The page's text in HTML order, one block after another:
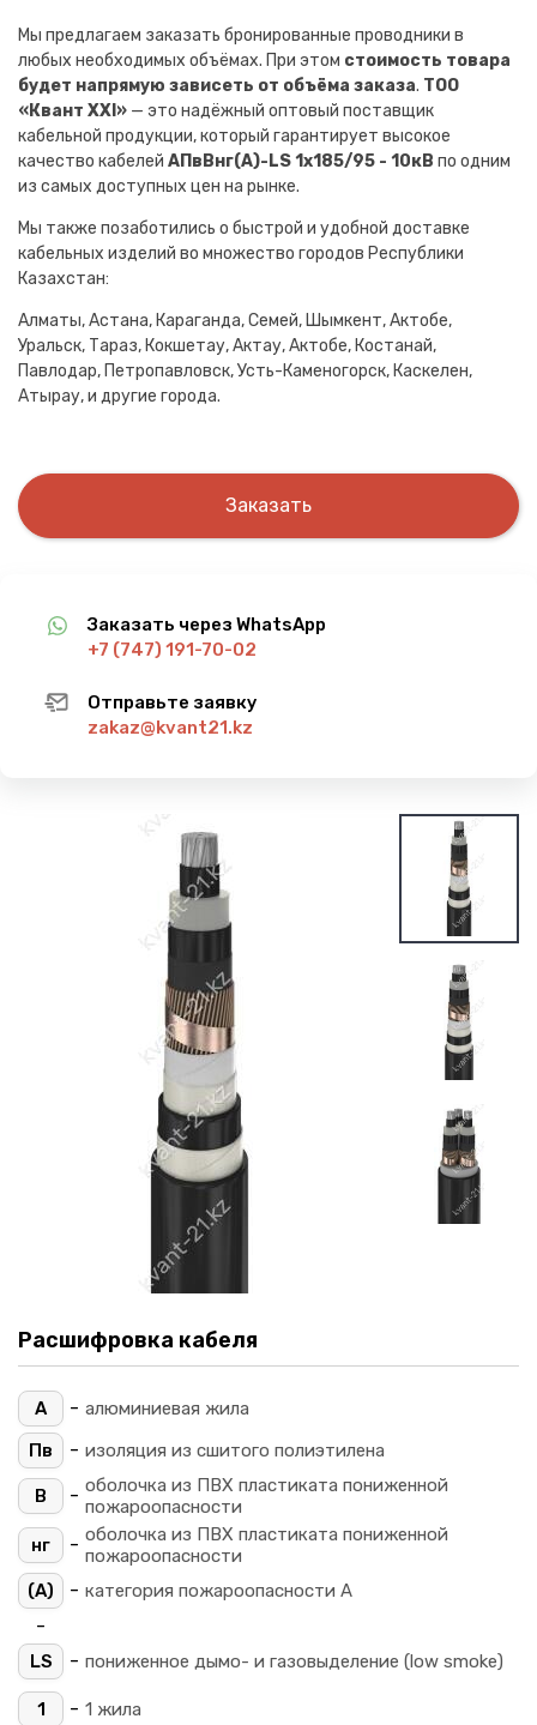
Мы предлагаем заказать бронированные проводники в
любых необходимых объёмах. При этом стоимость товара
будет напрямую зависеть от объёма заказа. ТОО
«Квант XXI» — это надёжный оптовый поставщик
кабельной продукции, который гарантирует высокое
качество кабелей АПвВнг(A)-LS 1х185/95 - 10кВ по одним
из самых доступных цен на рынке.
Мы также позаботились о быстрой и удобной доставке
кабельных изделий во множество городов Республики
Казахстан:
Алматы, Астана, Караганда, Семей, Шымкент, Актобе,
Уральск, Тараз, Кокшетау, Актау, Актобе, Костанай,
Павлодар, Петропавловск, Усть-Каменогорск, Каскелен,
Атырау, и другие города.
Заказать
Заказать через WhatsApp
+7 (747) 191-70-02
Отправьте заявку
zakaz@kvant21.kz
Расшифровка кабеля
А - алюминиевая жила
Пв
- изоляция из сшитого полиэтилена
В - оболочка из ПВХ пластиката пониженной
пожароопасности
нг
- оболочка из ПВХ пластиката пониженной
пожароопасности
(A)
- категория пожароопасности A
-
LS - пониженное дымо- и газовыделение (low smoke)
1 - 1 жила